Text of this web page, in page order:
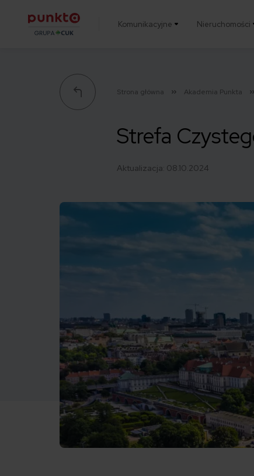
Komunikacyjne Nieruchomości
Strona główna Akademia Punkta
Strefa
Aktualizacja: 08.10.2024